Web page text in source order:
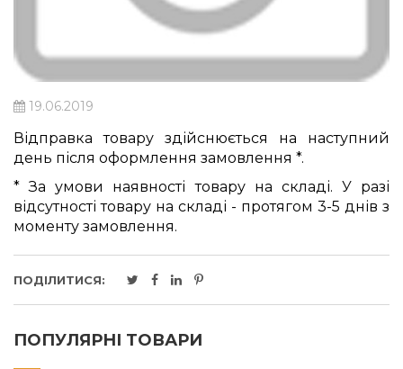
19.06.2019
Відправка товару здійснюється на наступний
день після оформлення замовлення *.
* За умови наявності товару на складі. У разі
відсутності товару на складі - протягом 3-5 днів з
моменту замовлення.
ПОДІЛИТИСЯ:
ПОПУЛЯРНІ ТОВАРИ